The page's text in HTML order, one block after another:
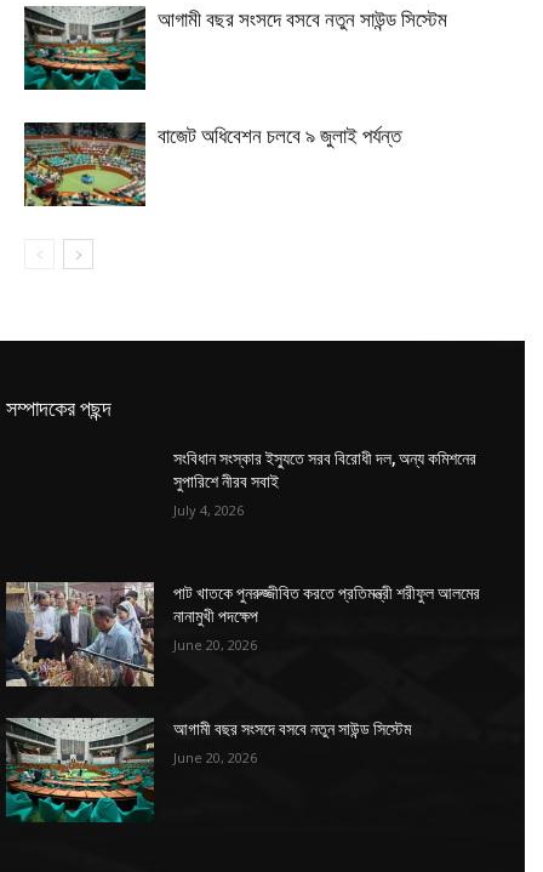
আগামী বছর সংসদে বসবে নতুন সাউন্ড সিস্টেম
বাজেট অধিবেশন চলবে ৯ জুলাই পর্যন্ত
সম্পাদকের পছন্দ
সংবিধান সংস্কার ইস্যুতে সরব বিরোধী দল, অন্য কমিশনের
সুপারিশে নীরব সবাই
July 4, 2026
পাট খাতকে পুনরুজ্জীবিত করতে প্রতিমন্ত্রী শরীফুল আলমের
নানামুখী পদক্ষেপ
June 20, 2026
আগামী বছর সংসদে বসবে নতুন সাউন্ড সিস্টেম
June 20, 2026